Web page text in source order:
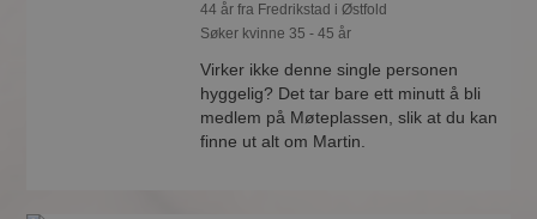
44 år fra Fredrikstad i Østfold
Søker kvinne 35 - 45 år
Virker ikke denne single personen
hyggelig? Det tar bare ett minutt å bli
medlem på Møteplassen, slik at du kan
finne ut alt om Martin.